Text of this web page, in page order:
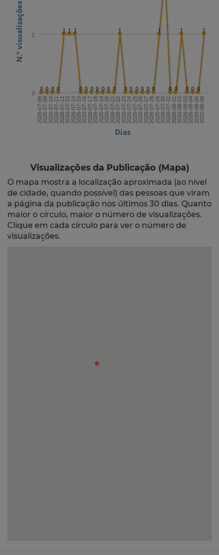
Dias
0 0 0 0
1 1 1
0 0 0 0 0 0 0
1
0 0 0 0 0 0
1
0 0
1
0 0 0
1
2026-07-082026-07-092026-07-102026-07-112026-07-122026-07-132026-07-142026-07-152026-07-162026-07-172026-07-182026-07-192026-07-202026-07-212026-07-222026-07-232026-07-242026-07-252026-07-262026-07-272026-07-282026-07-292026-07-302026-07-312026-08-012026-08-022026-08-032026-08-042026-08-052026-08-06
0
1
Visualizações da Publicação (Mapa)
O mapa mostra a localização aproximada (ao nível
de cidade, quando possível) das pessoas que viram
a página da publicação nos últimos 30 dias. Quanto
maior o círculo, maior o número de visualizações.
Clique em cada círculo para ver o número de
visualizações.